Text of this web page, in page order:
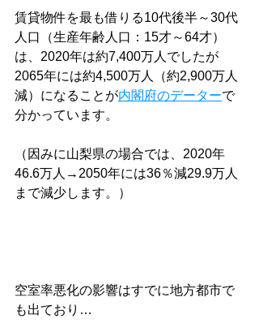
賃貸物件を最も借りる10代後半～30代
人口（生産年齢人口：15才～64才）
は、2020年は約7,400万人でしたが
2065年には約4,500万人（約2,900万人
減）になることが内閣府のデーターで
分かっています。
（因みに山梨県の場合では、2020年
46.6万人→2050年には36％減29.9万人
まで減少します。）
空室率悪化の影響はすでに地方都市で
も出ており…